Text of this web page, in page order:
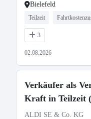
Bielefeld
Teilzeit
3
02.08.2026
Verkäufer als
Kraft in Teilzeit
ALDI SE & Co. KG